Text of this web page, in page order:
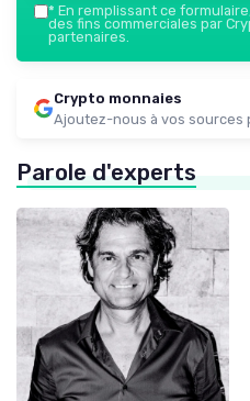
* En remplissant ce
des fins commerciales par
partenaires.
Crypto monnaies
Ajoutez-nous à vos sources
Parole d'experts